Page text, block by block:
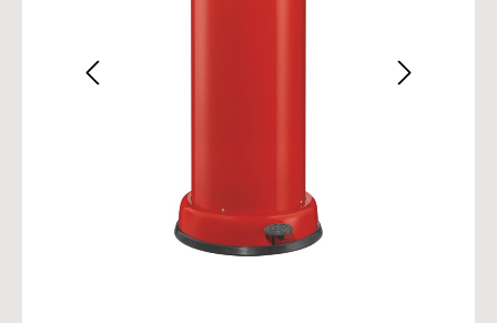
Bildergalerie überspringen